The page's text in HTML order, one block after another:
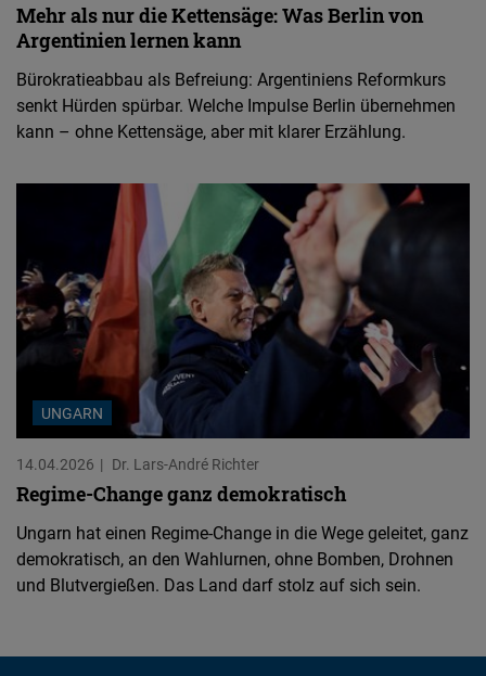
Mehr als nur die Kettensäge: Was Berlin von
Argentinien lernen kann
Bürokratieabbau als Befreiung: Argentiniens Reformkurs
senkt Hürden spürbar. Welche Impulse Berlin übernehmen
kann – ohne Kettensäge, aber mit klarer Erzählung.
UNGARN
14.04.2026 Dr. Lars-André Richter
Regime-Change ganz demokratisch
Ungarn hat einen Regime-Change in die Wege geleitet, ganz
demokratisch, an den Wahlurnen, ohne Bomben, Drohnen
und Blutvergießen. Das Land darf stolz auf sich sein.